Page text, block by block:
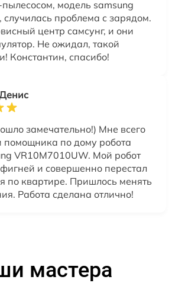
модель samsung
проблема с зарядом.
центр самсунг, и они
Не ожидал, такой
Константин, спасибо!
замечательно!) Мне всего
помощника по дому робота
VR10M7010UW. Мой робот
и совершенно перестал
по квартире. Пришлось менять
Работа сделана отлично!
мастера